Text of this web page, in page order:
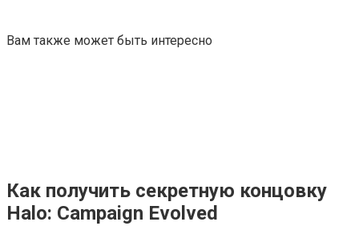
Вам также может быть интересно
Как получить секретную концовку
Halo: Campaign Evolved